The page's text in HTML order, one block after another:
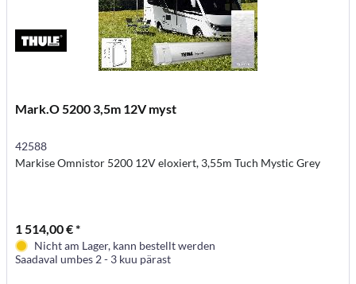
Mark.O 5200 3,5m 12V myst
42588
Markise Omnistor 5200 12V eloxiert, 3,55m Tuch Mystic Grey
1 514,00 € *
Nicht am Lager, kann bestellt werden
Saadaval umbes 2 - 3 kuu pärast